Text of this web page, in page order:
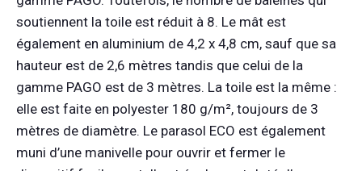
soutiennent la toile est réduit à 8. Le mât est
également en aluminium de 4,2 x 4,8 cm, sauf que sa
hauteur est de 2,6 mètres tandis que celui de la
gamme PAGO est de 3 mètres. La toile est la même :
elle est faite en polyester 180 g/m², toujours de 3
mètres de diamètre. Le parasol ECO est également
muni d’une manivelle pour ouvrir et fermer le